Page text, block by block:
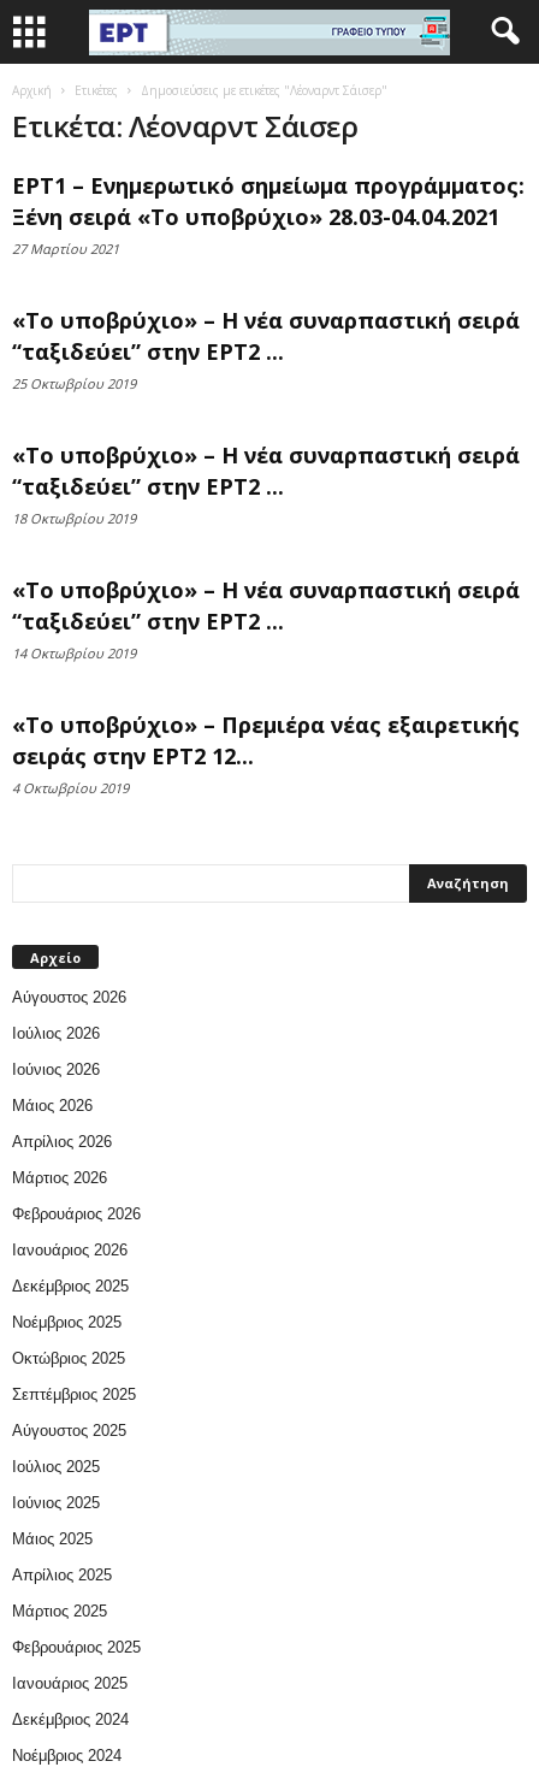
Αρχική Ετικέτες Δημοσιεύσεις με ετικέτες "Λέοναρντ Σάισερ"
Ετικέτα: Λέοναρντ Σάισερ
ΕΡΤ1 – Ενημερωτικό σημείωμα προγράμματος:
Ξένη σειρά «Το υποβρύχιο» 28.03-04.04.2021
27 Μαρτίου 2021
«Το υποβρύχιο» – Η νέα συναρπαστική σειρά
“ταξιδεύει” στην ΕΡΤ2 ...
25 Οκτωβρίου 2019
«Το υποβρύχιο» – Η νέα συναρπαστική σειρά
“ταξιδεύει” στην ΕΡΤ2 ...
18 Οκτωβρίου 2019
«Το υποβρύχιο» – Η νέα συναρπαστική σειρά
“ταξιδεύει” στην ΕΡΤ2 ...
14 Οκτωβρίου 2019
«Το υποβρύχιο» – Πρεμιέρα νέας εξαιρετικής
σειράς στην ΕΡΤ2 12...
4 Οκτωβρίου 2019
Αρχείο
Αύγουστος 2026
Ιούλιος 2026
Ιούνιος 2026
Μάιος 2026
Απρίλιος 2026
Μάρτιος 2026
Φεβρουάριος 2026
Ιανουάριος 2026
Δεκέμβριος 2025
Νοέμβριος 2025
Οκτώβριος 2025
Σεπτέμβριος 2025
Αύγουστος 2025
Ιούλιος 2025
Ιούνιος 2025
Μάιος 2025
Απρίλιος 2025
Μάρτιος 2025
Φεβρουάριος 2025
Ιανουάριος 2025
Δεκέμβριος 2024
Νοέμβριος 2024